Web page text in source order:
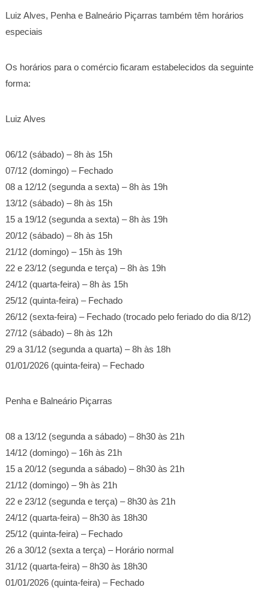
Luiz Alves, Penha e Balneário Piçarras também têm horários
especiais
Os horários para o comércio ficaram estabelecidos da seguinte
forma:
Luiz Alves
06/12 (sábado) – 8h às 15h
07/12 (domingo) – Fechado
08 a 12/12 (segunda a sexta) – 8h às 19h
13/12 (sábado) – 8h às 15h
15 a 19/12 (segunda a sexta) – 8h às 19h
20/12 (sábado) – 8h às 15h
21/12 (domingo) – 15h às 19h
22 e 23/12 (segunda e terça) – 8h às 19h
24/12 (quarta-feira) – 8h às 15h
25/12 (quinta-feira) – Fechado
26/12 (sexta-feira) – Fechado (trocado pelo feriado do dia 8/12)
27/12 (sábado) – 8h às 12h
29 a 31/12 (segunda a quarta) – 8h às 18h
01/01/2026 (quinta-feira) – Fechado
Penha e Balneário Piçarras
08 a 13/12 (segunda a sábado) – 8h30 às 21h
14/12 (domingo) – 16h às 21h
15 a 20/12 (segunda a sábado) – 8h30 às 21h
21/12 (domingo) – 9h às 21h
22 e 23/12 (segunda e terça) – 8h30 às 21h
24/12 (quarta-feira) – 8h30 às 18h30
25/12 (quinta-feira) – Fechado
26 a 30/12 (sexta a terça) – Horário normal
31/12 (quarta-feira) – 8h30 às 18h30
01/01/2026 (quinta-feira) – Fechado